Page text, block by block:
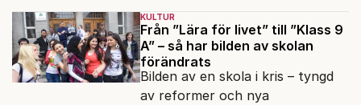
det igen?
KULTUR
Från ”Lära för livet” till ”Klass 9
A” – så har bilden av skolan
förändrats
Bilden av en skola i kris – tyngd
av reformer och nya